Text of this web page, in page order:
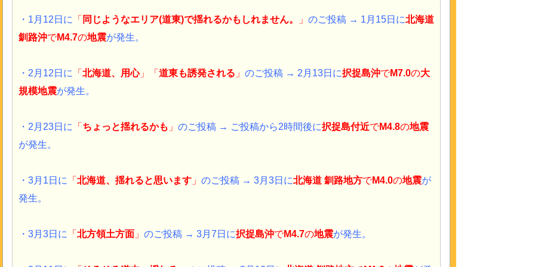
・1月12日に 「 同じようなエリア(道東)で揺れるかもしれません。 」 のご投稿 → 1月15日に北海道
釧路沖でM4.7の地震が発生。
・2月12日に 「 北海道、用心」「 道東も誘発される 」 のご投稿 → 2月13日に択捉島沖でM7.0の大
規模地震が発生。
・2月23日に 「 ちょっと揺れるかも 」 のご投稿 → ご投稿から2時間後に択捉島付近でM4.8の地震
が発生。
・3月1日に 「 北海道、揺れると思います 」 のご投稿 → 3月3日に北海道 釧路地方でM4.0の地震が
発生。
・3月3日に 「 北方領土方面 」 のご投稿 → 3月7日に択捉島沖でM4.7の地震が発生。